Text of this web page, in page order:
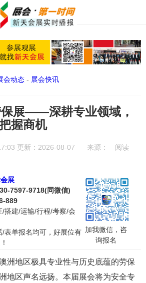
会动态 - 展会快讯
展——深耕专业领域，
握商机
更新：2026-08-07 来源：
阅读
展
7597-9718(同微信)
889
搭建/运输/行程/考察/会
表单报名均可，好展位有 加我微信，咨
询报名
洲地区极具专业性与历史底蕴的劳保
地区声名远扬。本届展会将为安全专